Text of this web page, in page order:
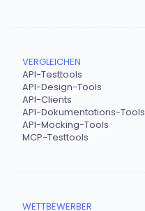
VERGLEICHEN
API-Testtools
API-Design-Tools
API-Clients
API-Dokumentations-Tools
API-Mocking-Tools
MCP-Testtools
WETTBEWERBER